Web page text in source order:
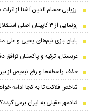
ارزیابی حسام الدین آشنا از
رونمایی از ۳ کاپیتان اصلی استقلال در فصل آینده
پایان بازی تیم‌های یحیی و علی
عربستان، ترکیه و پاکستان توافق
حذف واسطه‌ها و رفع تبعیض از
شاخص فلاکت تا به کجا ادامه
شادمهر عقیلی به ایران برمی گردد؟